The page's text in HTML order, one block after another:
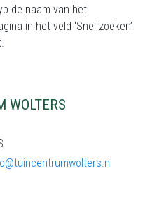
de naam van het
in het veld ‘Snel zoeken’
WOLTERS